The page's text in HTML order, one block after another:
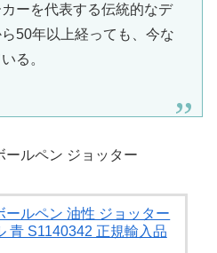
ーを代表する伝統的なデ
50年以上経っても、今な
る。
ルペン ジョッター
ールペン 油性 ジョッター
青 S1140342 正規輸入品